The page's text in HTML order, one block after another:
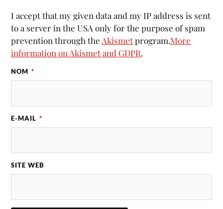
I accept that my given data and my IP address is sent
to a server in the USA only for the purpose of spam
prevention through the Akismetprogram.More
information on Akismet and GDPR.
NOM *
E-MAIL *
SITE WEB